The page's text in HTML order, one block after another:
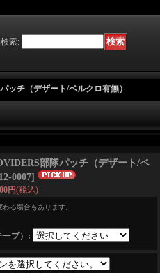
索:
ッチ（デザート/ベルクロ有無）
部隊パッチ（デザート/ベ
0007]
円(税込)
る場合もあります。
プ） :